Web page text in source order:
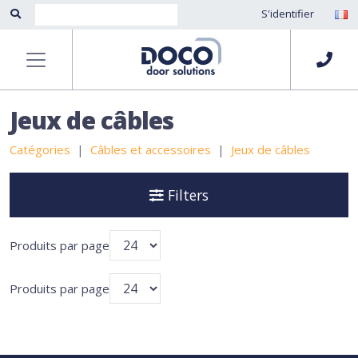
S'identifier
Jeux de câbles
Catégories Câbles et accessoires Jeux de câbles
Filters
Produits par page
Produits par page